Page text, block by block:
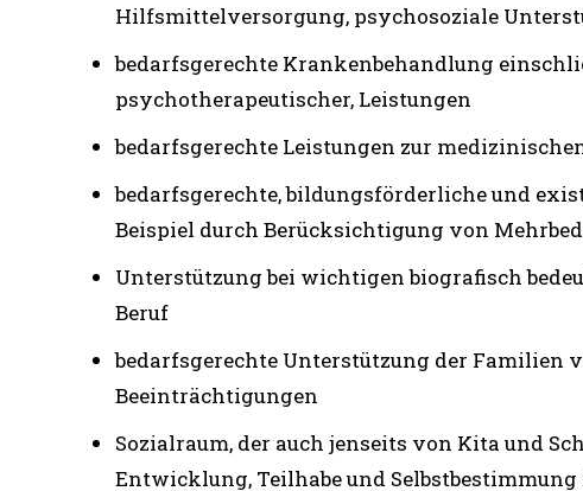
Hilfsmittelversorgung, psychosoziale
bedarfsgerechte Krankenbehandlung
psychotherapeutischer, Leistungen
bedarfsgerechte Leistungen zur
bedarfsgerechte, bildungsförderliche und
Beispiel durch Berücksichtigung von
Unterstützung bei wichtigen biografisch
Beruf
bedarfsgerechte Unterstützung der
Beeinträchtigungen
Sozialraum, der auch jenseits von Kita und
Entwicklung, Teilhabe und